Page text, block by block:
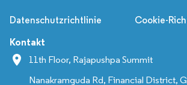
Datenschutzrichtlinie Cookie-
Kontakt
11th Floor, Rajapushpa Summit
Nanakramguda Rd, Financial District,